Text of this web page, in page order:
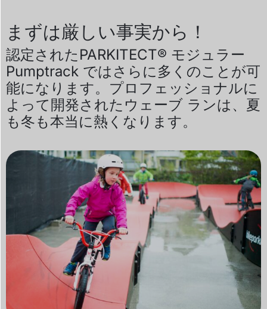
まずは厳しい事実から！
認定されたPARKITECT® モジュラー
Pumptrack ではさらに多くのことが可
能になります。プロフェッショナルに
よって開発されたウェーブ ランは、夏
も冬も本当に熱くなります。